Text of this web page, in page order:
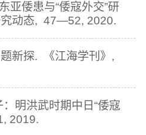
亚倭患与“倭寇外交”研
动态, 47—52, 2020.
新探. 《江海学刊》,
明洪武时期中日“倭寇
2019.